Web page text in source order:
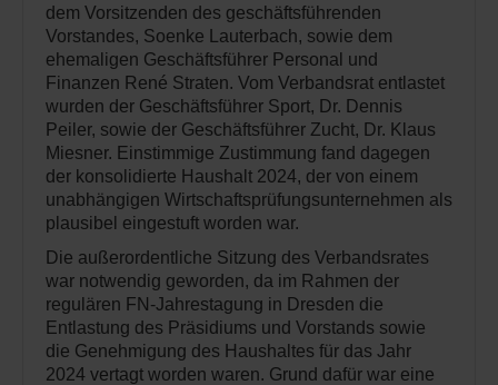
dem Vorsitzenden des geschäftsführenden
Vorstandes, Soenke Lauterbach, sowie dem
ehemaligen Geschäftsführer Personal und
Finanzen René Straten. Vom Verbandsrat entlastet
wurden der Geschäftsführer Sport, Dr. Dennis
Peiler, sowie der Geschäftsführer Zucht, Dr. Klaus
Miesner. Einstimmige Zustimmung fand dagegen
der konsolidierte Haushalt 2024, der von einem
unabhängigen Wirtschaftsprüfungsunternehmen als
plausibel eingestuft worden war.
Die außerordentliche Sitzung des Verbandsrates
war notwendig geworden, da im Rahmen der
regulären FN-Jahrestagung in Dresden die
Entlastung des Präsidiums und Vorstands sowie
die Genehmigung des Haushaltes für das Jahr
2024 vertagt worden waren. Grund dafür war eine